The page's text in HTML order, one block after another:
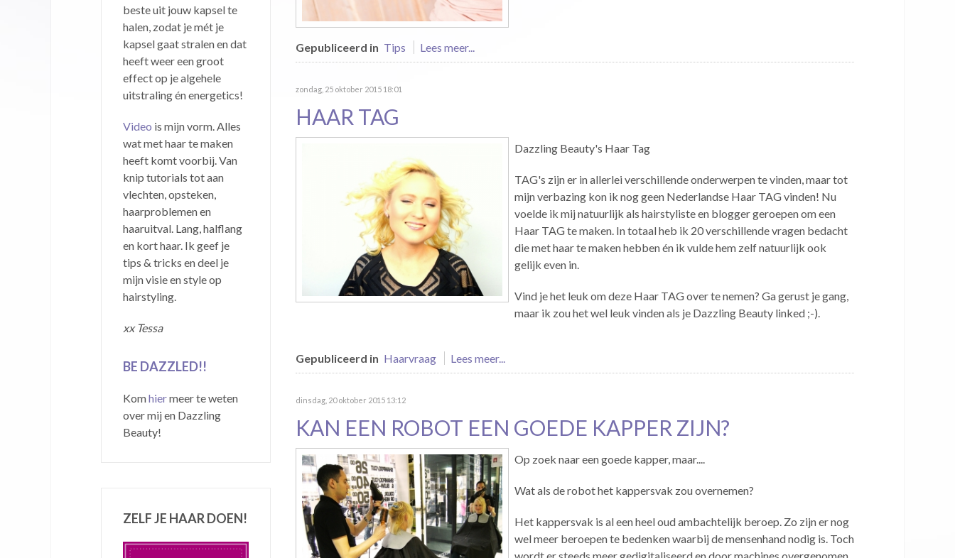
Gepubliceerd in Tips Lees meer...
zondag, 25 oktober 2015 18:01
HAAR TAG
Dazzling Beauty's Haar Tag
TAG's zijn er in allerlei verschillende onderwerpen te vinden, maar tot
mijn verbazing kon ik nog geen Nederlandse Haar TAG vinden! Nu
voelde ik mij natuurlijk als hairstyliste en blogger geroepen om een
Haar TAG te maken. In totaal heb ik 20 verschillende vragen bedacht
die met haar te maken hebben én ik vulde hem zelf natuurlijk ook
gelijk even in.
Vind je het leuk om deze Haar TAG over te nemen? Ga gerust je gang,
maar ik zou het wel leuk vinden als je Dazzling Beauty linked ;-).
Gepubliceerd in Haarvraag Lees meer...
dinsdag, 20 oktober 2015 13:12
KAN EEN ROBOT EEN GOEDE KAPPER ZIJN?
Op zoek naar een goede kapper, maar....
Wat als de robot het kappersvak zou overnemen?
Het kappersvak is al een heel oud ambachtelijk beroep. Zo zijn er nog
wel meer beroepen te bedenken waarbij de mensenhand nodig is. Toch
beste uit jouw kapsel te
halen, zodat je mét je
kapsel gaat stralen en dat
heeft weer een groot
effect op je algehele
uitstraling én energetics!
Video is mijn vorm. Alles
wat met haar te maken
heeft komt voorbij. Van
knip tutorials tot aan
vlechten, opsteken,
haarproblemen en
haaruitval. Lang, halflang
en kort haar. Ik geef je
tips & tricks en deel je
mijn visie en style op
hairstyling.
xx Tessa
BE DAZZLED!!
Komhiermeer te weten
over mij en Dazzling
Beauty!
ZELF JE HAAR DOEN!